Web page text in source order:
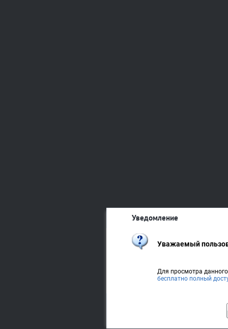
Уведомление
Уважаемый
Для просмотра
бесплатно полный